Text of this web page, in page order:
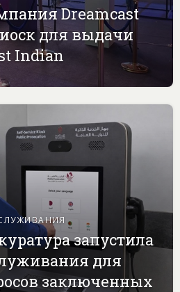
Dreamcast
для выдачи
Indian
запустила
для
заключенных